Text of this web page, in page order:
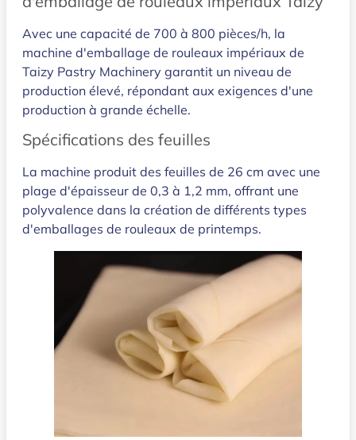
Avec une capacité de 700 à 800 pièces/h, la
machine d'emballage de rouleaux impériaux de
Taizy Pastry Machinery garantit un niveau de
production élevé, répondant aux exigences d'une
production à grande échelle.
Spécifications des feuilles
La machine produit des feuilles de 26 cm avec une
plage d'épaisseur de 0,3 à 1,2 mm, offrant une
polyvalence dans la création de différents types
d'emballages de rouleaux de printemps.